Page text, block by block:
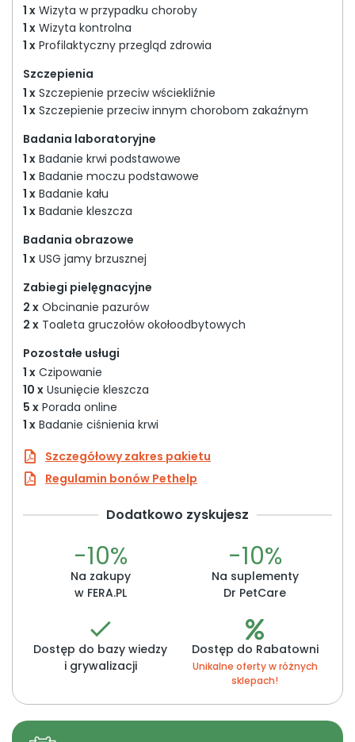
1 x Wizyta w przypadku choroby
1 x Wizyta kontrolna
1 x Profilaktyczny przegląd zdrowia
Szczepienia
1 x Szczepienie przeciw wściekliźnie
1 x Szczepienie przeciw innym chorobom zakaźnym
Badania laboratoryjne
1 x Badanie krwi podstawowe
1 x Badanie moczu podstawowe
1 x Badanie kału
1 x Badanie kleszcza
Badania obrazowe
1 x USG jamy brzusznej
Zabiegi pielęgnacyjne
2 x Obcinanie pazurów
2 x Toaleta gruczołów okołoodbytowych
Pozostałe usługi
1 x Czipowanie
10 x Usunięcie kleszcza
5 x Porada online
1 x Badanie ciśnienia krwi
Szczegółowy zakres pakietu
Regulamin bonów Pethelp
Dodatkowo zyskujesz
-10%
Na zakupy
w FERA.PL
-10%
Na suplementy
Dr PetCare
Dostęp do bazy wiedzy
i grywalizacji
Dostęp do Rabatowni
Unikalne oferty w różnych
sklepach!